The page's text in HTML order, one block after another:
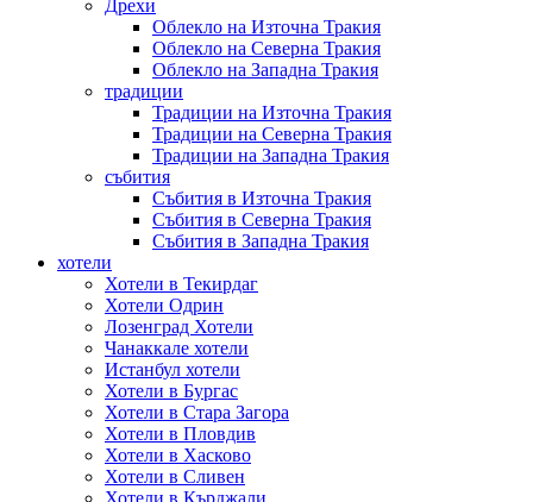
Дрехи
Облекло на Източна Тракия
Облекло на Северна Тракия
Облекло на Западна Тракия
традиции
Традиции на Източна Тракия
Традиции на Северна Тракия
Традиции на Западна Тракия
събития
Събития в Източна Тракия
Събития в Северна Тракия
Събития в Западна Тракия
хотели
Хотели в Текирдаг
Хотели Одрин
Лозенград Хотели
Чанаккале хотели
Истанбул хотели
Хотели в Бургас
Хотели в Стара Загора
Хотели в Пловдив
Хотели в Хасково
Хотели в Сливен